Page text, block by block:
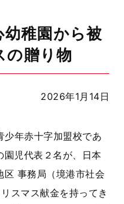
稚園から被
の贈り物
2026年1月14日
年赤十字加盟校であ
園児代表２名が、日本
区 事務局（境港市社会
スマス献金を持ってき